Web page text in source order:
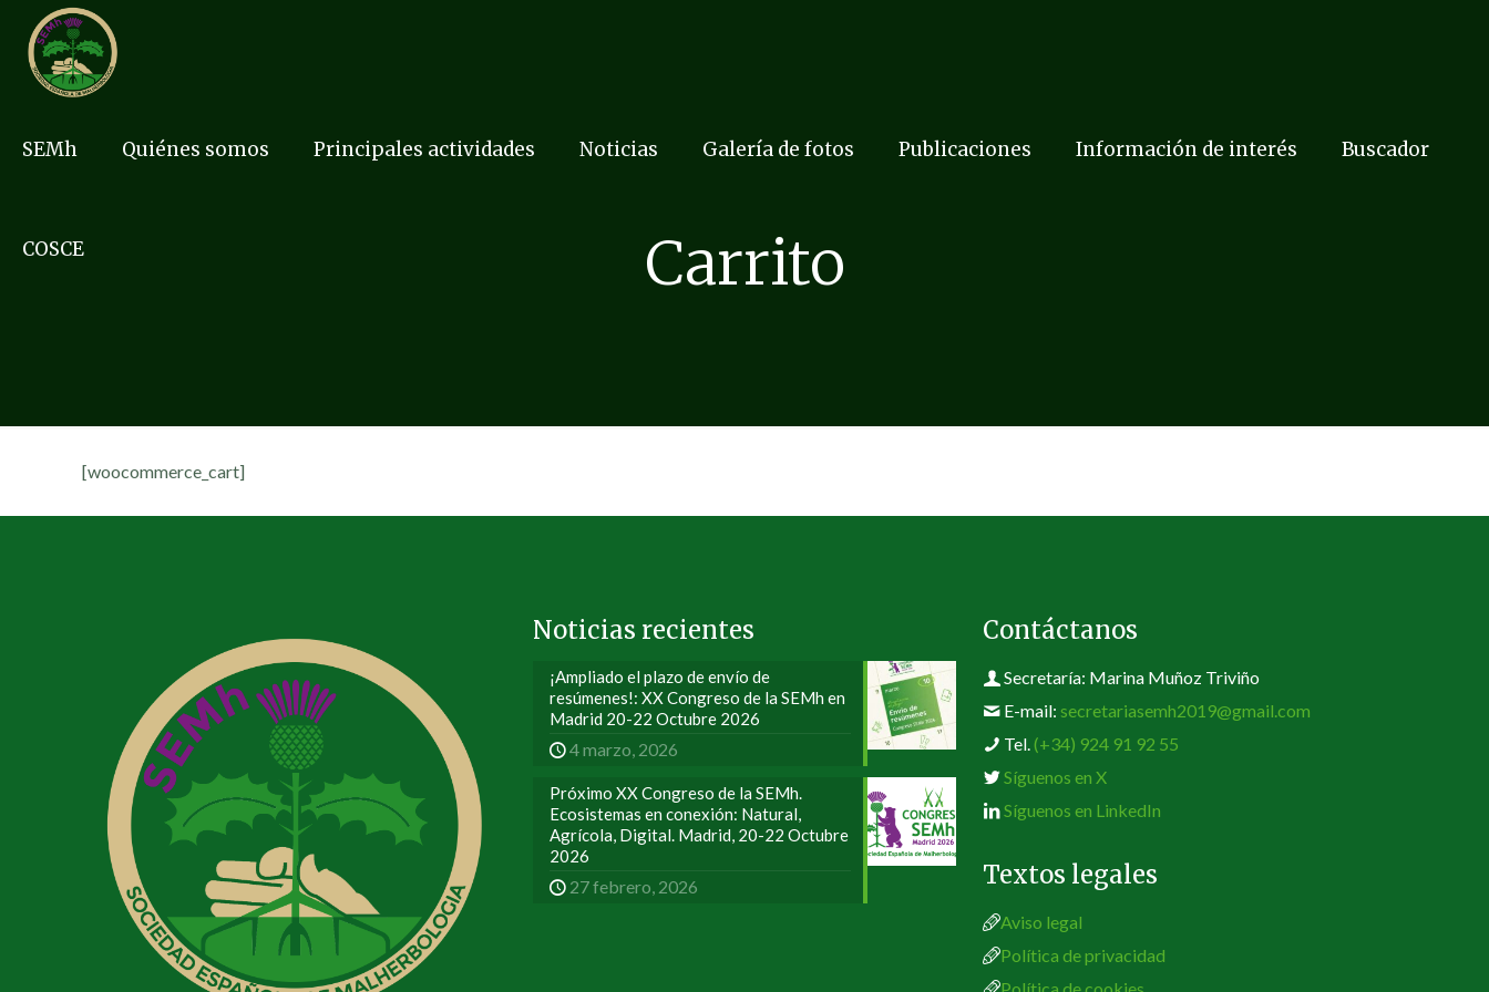
SEMh Quiénes somos Principales actividades Noticias Galería de fotos Publicaciones Información de interés Buscador
COSCE Carrito
[woocommerce_cart]
Noticias recientes
¡Ampliado el plazo de envío de
resúmenes!: XX Congreso de la SEMh en
Madrid 20-22 Octubre 2026
4 marzo, 2026
Próximo XX Congreso de la SEMh.
Ecosistemas en conexión: Natural,
Agrícola, Digital. Madrid, 20-22 Octubre
2026
27 febrero, 2026
Contáctanos
Secretaría: Marina Muñoz Triviño
E-mail: secretariasemh2019@gmail.com
Tel. (+34) 924 91 92 55
Síguenos en X
Síguenos en LinkedIn
Textos legales
Aviso legal
Política de privacidad